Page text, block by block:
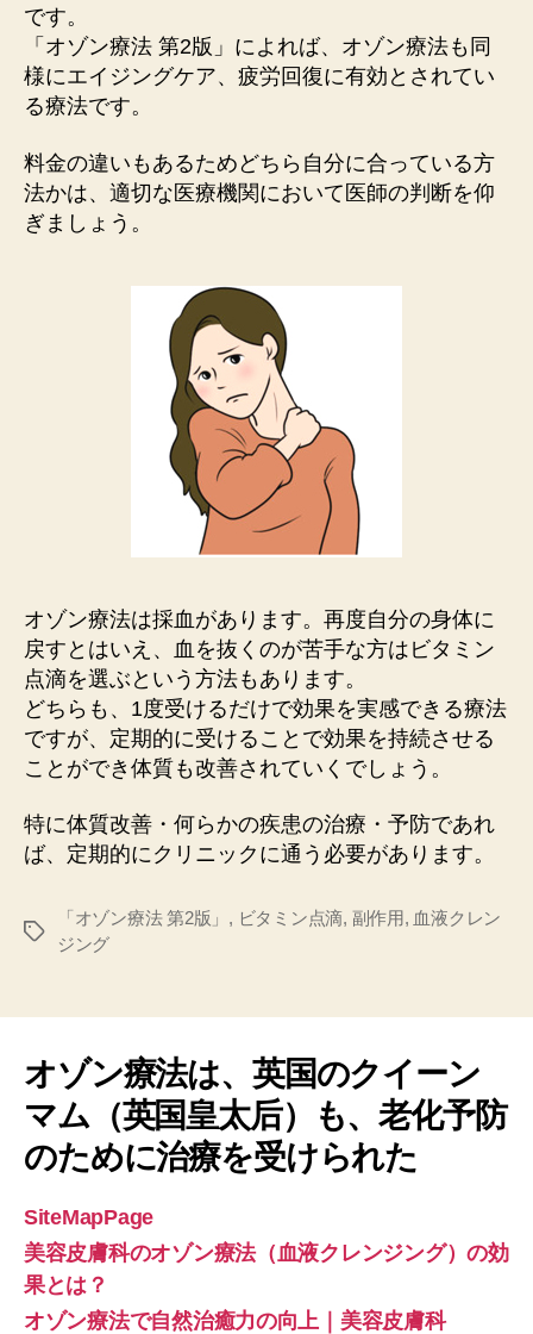
です。
「オゾン療法 第2版」によれば、オゾン療法も同
様にエイジングケア、疲労回復に有効とされてい
る療法です。
料金の違いもあるためどちら自分に合っている方
法かは、適切な医療機関において医師の判断を仰
ぎましょう。
オゾン療法は採血があります。再度自分の身体に
戻すとはいえ、血を抜くのが苦手な方はビタミン
点滴を選ぶという方法もあります。
どちらも、1度受けるだけで効果を実感できる療法
ですが、定期的に受けることで効果を持続させる
ことができ体質も改善されていくでしょう。
特に体質改善・何らかの疾患の治療・予防であれ
ば、定期的にクリニックに通う必要があります。
タ
「オゾン療法 第2版」 , ビタミン点滴, 副作用, 血液クレン
ジング
オゾン療法は、英国のクイーン
マム（英国皇太后）も、老化予防
のために治療を受けられた
SiteMapPage
美容皮膚科のオゾン療法（血液クレンジング）の効
果とは？
オゾン療法で自然治癒力の向上｜美容皮膚科